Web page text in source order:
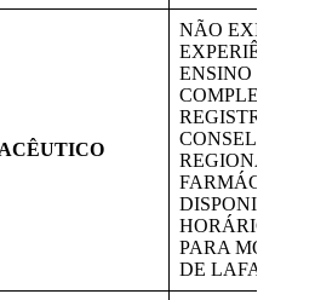
NÃO EXIGE
EXPERIÊNCIA.
ENSINO
COMPLETO E
REGISTRADO
CONSELHO
REGIONAL DE
FARMÁCIA
HORÁRIO.
PARA
DE LAFAIETE.